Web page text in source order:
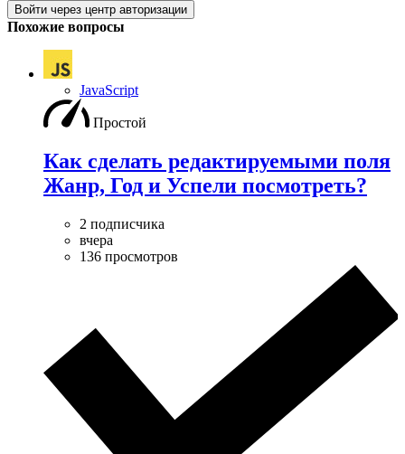
Войти через центр авторизации
Похожие вопросы
JavaScript
Простой
Как сделать редактируемыми поля
Жанр, Год и Успели посмотреть?
2 подписчика
вчера
136 просмотров